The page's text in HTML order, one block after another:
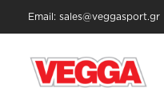
Email: sales@veggasport.gr